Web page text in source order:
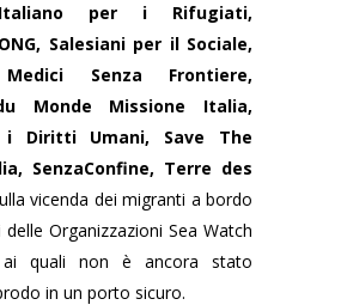
Italiano per i Rifugiati,
Salesiani per il Sociale,
Medici Senza Frontiere,
Monde Missione Italia,
Diritti Umani, Save The
SenzaConfine, Terre des
vicenda dei migranti a bordo
Organizzazioni Sea Watch
quali non è ancora stato
in un porto sicuro.